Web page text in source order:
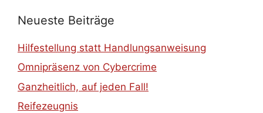
Neueste Beiträge
Hilfestellung statt Handlungsanweisung
Omnipräsenz von Cybercrime
Ganzheitlich, auf jeden Fall!
Reifezeugnis